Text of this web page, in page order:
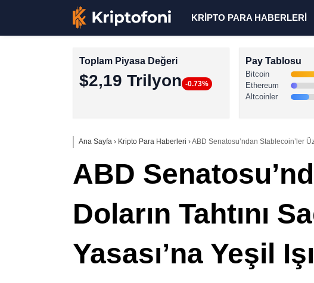
KRİPTO PARA HABERLERİ
Toplam Piyasa Değeri
$2,19 Trilyon -0.73%
Pay Tablosu
Bitcoin
Ethereum
Altcoinler
Ana Sayfa › Kripto Para Haberleri ›ABD Senatosu’ndan Stablecoin’ler
ABD
Doların Tahtını
Yasası’na Yeşil